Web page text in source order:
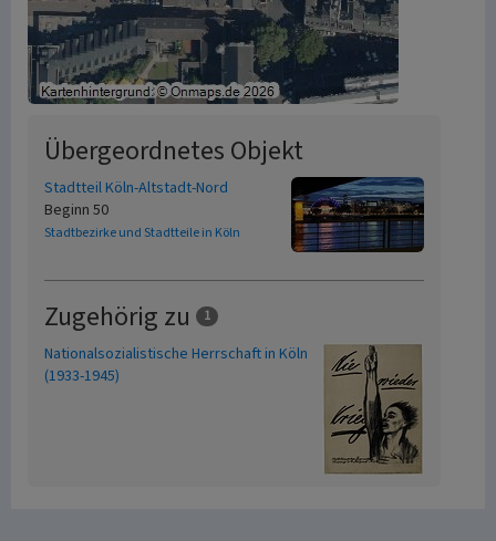
Übergeordnetes Objekt
Stadtteil Köln-Altstadt-Nord
Beginn 50
Stadtbezirke und Stadtteile in Köln
Zugehörig zu 1
Nationalsozialistische Herrschaft in Köln
(1933-1945)